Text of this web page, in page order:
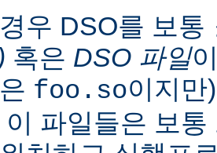
우 DSO를 보통
혹은 DSO 파일
foo.so이지만
이 파일들은 보